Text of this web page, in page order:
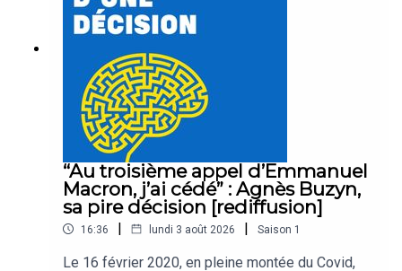
Crédits : Brut, Euronews, Europe 1, France 2, TF1
Musique et habillage :Emmanuel Herschon / Studio
Crédits image :AFP
“Au troisième appel d’Emmanuel
Macron, j’ai cédé” : Agnès Buzyn,
sa pire décision [rediffusion]
16:36 | lundi 3 août 2026 | Saison 1
Le 16 février 2020, en pleine montée du Covid,